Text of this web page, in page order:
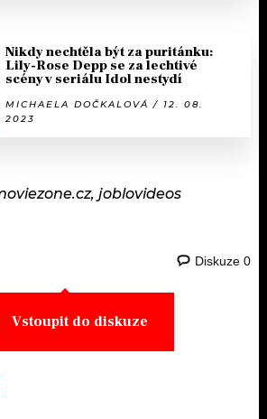
Nikdy nechtěla být za puritánku:
Lily-Rose Depp se za lechtivé
scény v seriálu Idol nestydí
MICHAELA DOČKALOVÁ / 12. 08.
2023
joblovideos
Diskuze 0
Vstoupit do diskuze